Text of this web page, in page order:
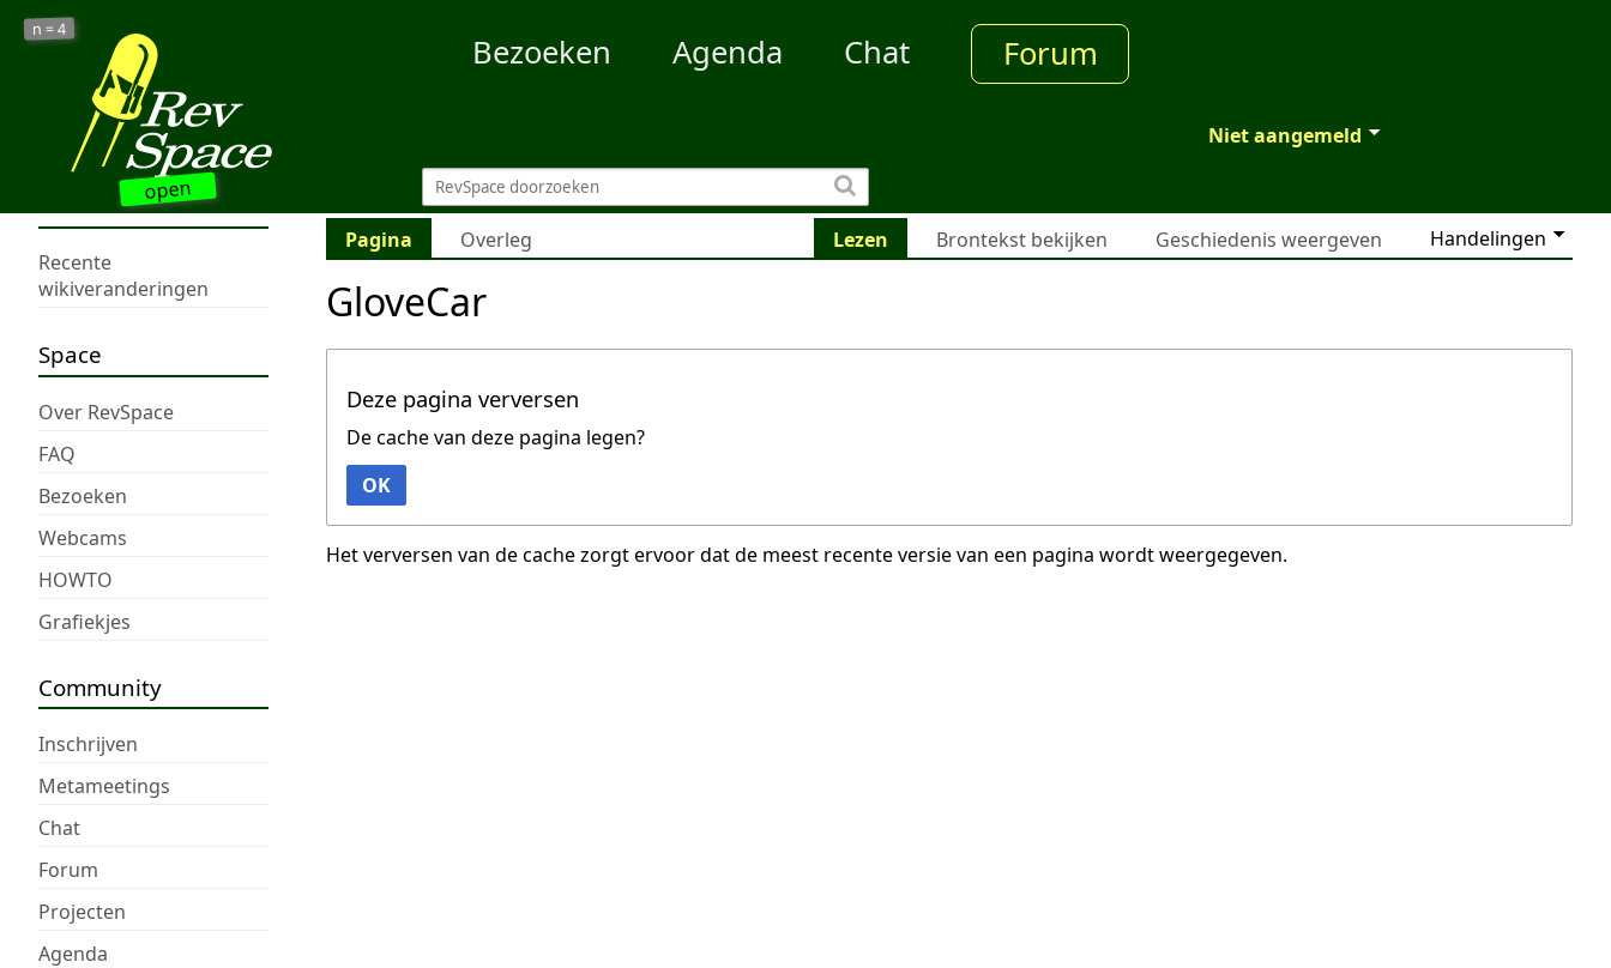
open
n =4
Bezoeken Agenda Chat Forum
Niet aangemeld
Recente
wikiveranderingen
Space
Over RevSpace
FAQ
Bezoeken
Webcams
HOWTO
Grafiekjes
Community
Inschrijven
Metameetings
Chat
Forum
Projecten
Agenda
Pagina Overleg Handelingen
Lezen Brontekst bekijken Geschiedenis weergeven
GloveCar
Deze pagina verversen
De cache van deze pagina legen?
OK
Het verversen van de cache zorgt ervoor dat de meest recente versie van een pagina wordt weergegeven.